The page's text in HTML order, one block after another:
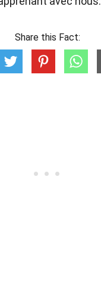
Share this Fact: